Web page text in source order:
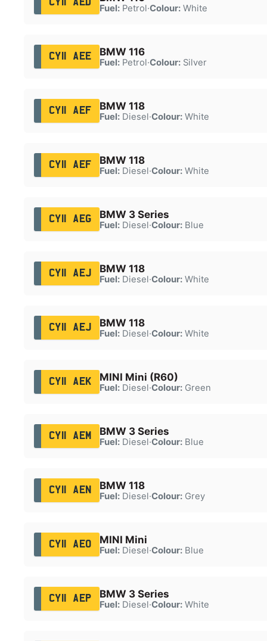
CY11 AED
Fuel:Petrol·Colour:White
CY11 AEE BMW 116
Fuel:Petrol·Colour:Silver
CY11 AEF BMW 118
Fuel:Diesel·Colour:White
CY11 AEF BMW 118
Fuel:Diesel·Colour:White
CY11 AEG BMW 3 Series
Fuel:Diesel·Colour:Blue
CY11 AEJ BMW 118
Fuel:Diesel·Colour:White
CY11 AEJ BMW 118
Fuel:Diesel·Colour:White
CY11 AEK MINI Mini (R60)
Fuel:Diesel·Colour:Green
CY11 AEM BMW 3 Series
Fuel:Diesel·Colour:Blue
CY11 AEN BMW 118
Fuel:Diesel·Colour:Grey
CY11 AEO MINI Mini
Fuel:Diesel·Colour:Blue
CY11 AEP BMW 3 Series
Fuel:Diesel·Colour:White